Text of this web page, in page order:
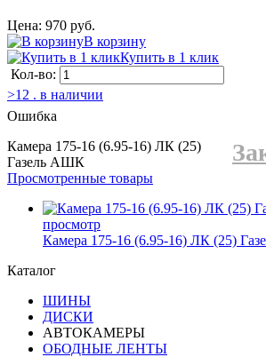
Цена: 970 руб.
В корзину
Купить в 1 клик
Кол-во:
>12 . в наличии
Ошибка
Камера 175-16 (6.95-16) ЛК (25)
Газель АШК
Просмотренные товары
просмотр
Камера 175-16 (6.95-16) ЛК (25)
Каталог
ШИНЫ
ДИСКИ
АВТОКАМЕРЫ
ОБОДНЫЕ ЛЕНТЫ